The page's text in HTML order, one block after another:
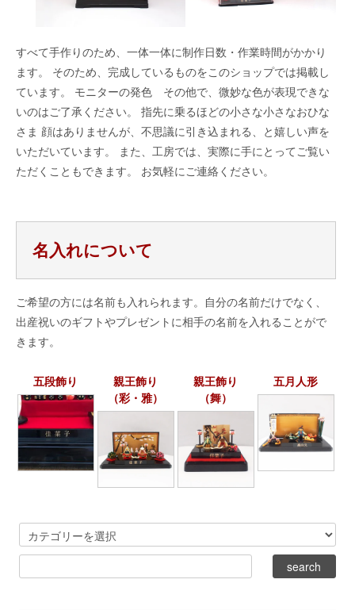
すべて手作りのため、一体一体に制作日数・作業時間がかかり
ます。 そのため、完成しているものをこのショップでは掲載し
ています。 モニターの発色 その他で、微妙な色が表現できな
いのはご了承ください。 指先に乗るほどの小さな小さなおひな
さま 顔はありませんが、不思議に引き込まれる、と嬉しい声を
いただいています。 また、工房では、実際に手にとってご覧い
ただくこともできます。 お気軽にご連絡ください。
名入れについて
ご希望の方には名前も入れられます。自分の名前だけでなく、
出産祝いのギフトやプレゼントに相手の名前を入れることがで
きます。
五段飾り
親王飾り
（彩・雅）
親王飾り
（舞）
五月人形